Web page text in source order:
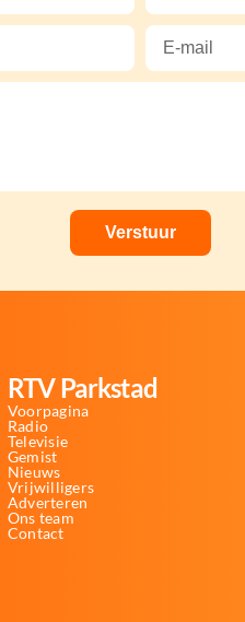
RTV Parkstad
Voorpagina
Radio
Televisie
Gemist
Nieuws
Vrijwilligers
Adverteren
Ons team
Contact